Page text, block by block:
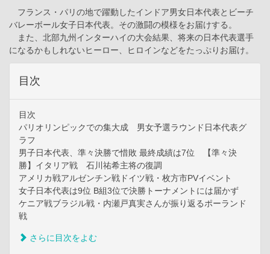
フランス・パリの地で躍動したインドア男女日本代表とビーチ
バレーボール女子日本代表。その激闘の模様をお届けする。
また、北部九州インターハイの大会結果、将来の日本代表選手
になるかもしれないヒーロー、ヒロインなどをたっぷりお届け。
目次
目次
パリオリンピックでの集大成 男女予選ラウンド日本代表グ
ラフ
男子日本代表、準々決勝で惜敗 最終成績は7位 【準々決
勝】イタリア戦 石川祐希主将の復調
アメリカ戦アルゼンチン戦ドイツ戦・枚方市PVイベント
女子日本代表は9位 B組3位で決勝トーナメントには届かず
ケニア戦ブラジル戦・内瀬戸真実さんが振り返るポーランド
戦
さらに目次をよむ